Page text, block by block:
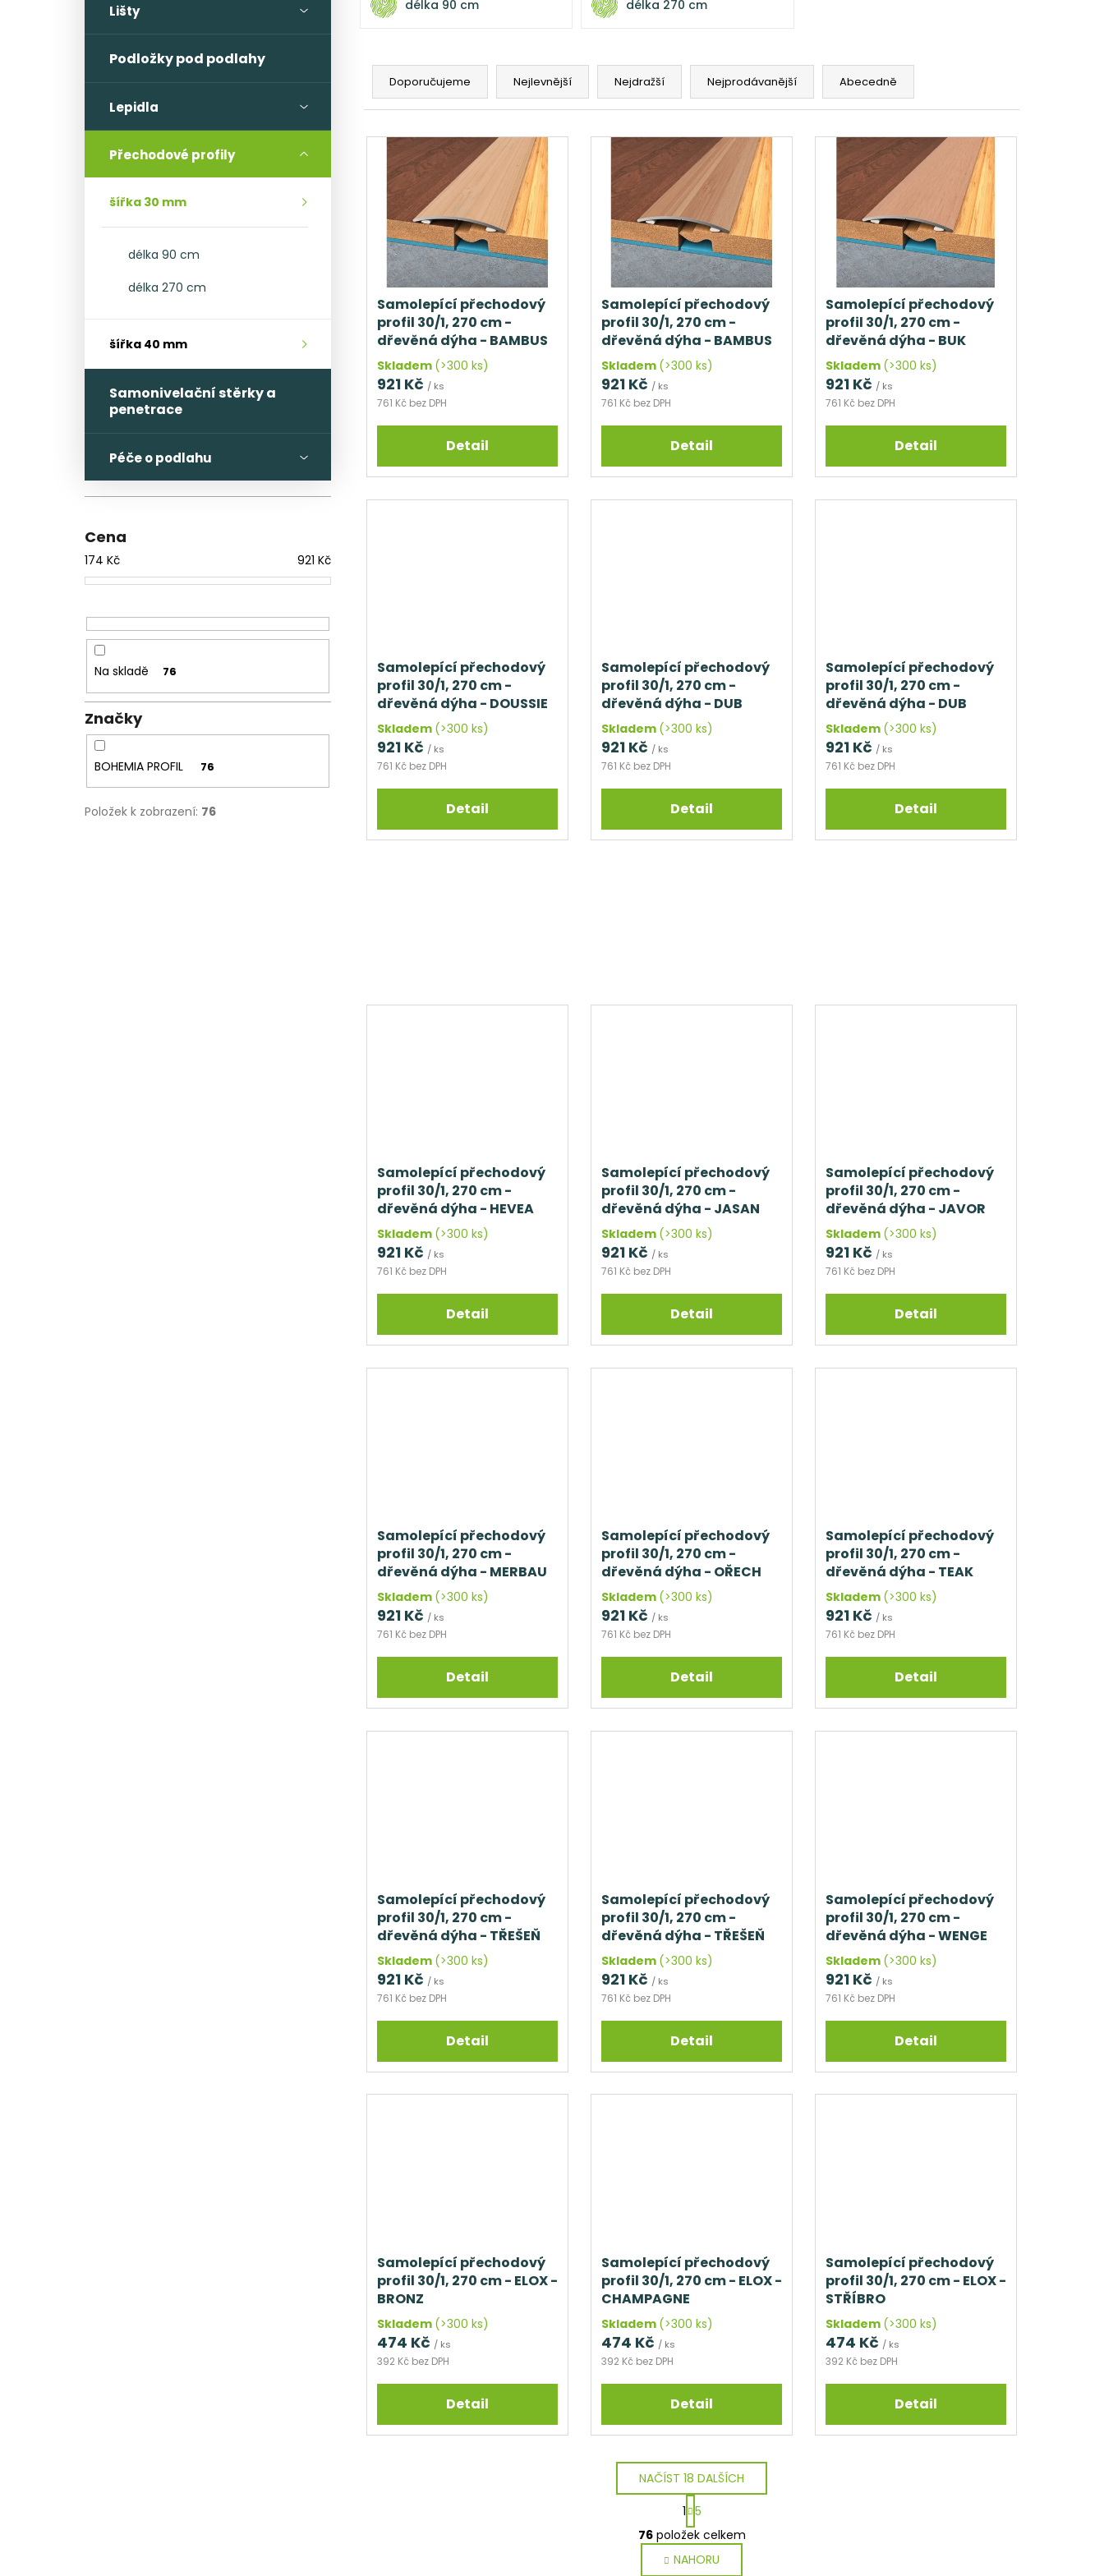
Lišty
Podložky pod podlahy
Lepidla
Přechodové profily
šířka 30 mm
délka 90 cm
délka 270 cm
šířka 40 mm
Samonivelační stěrky a
penetrace
Péče o podlahu
Cena
174 Kč 921 Kč
Na skladě 76
Značky
BOHEMIA PROFIL 76
Položek k zobrazení: 76
délka 90 cm délka 270 cm
Ř
z
Doporučujeme Nejlevnější Nejdražší Nejprodávanější Abecedně
V
Samolepící přechodový
profil 30/1, 270 cm -
dřevěná dýha - BAMBUS
SVĚTLÝ
Skladem (>300 ks)
761 Kč bez DPH
921 Kč / ks
Detail
Samolepící přechodový
profil 30/1, 270 cm -
dřevěná dýha - BAMBUS
TMAVÝ
Skladem (>300 ks)
761 Kč bez DPH
921 Kč / ks
Detail
Samolepící přechodový
profil 30/1, 270 cm -
dřevěná dýha - BUK
Skladem (>300 ks)
761 Kč bez DPH
921 Kč / ks
Detail
Samolepící přechodový
profil 30/1, 270 cm -
dřevěná dýha - DOUSSIE
Skladem (>300 ks)
761 Kč bez DPH
921 Kč / ks
Detail
Samolepící přechodový
profil 30/1, 270 cm -
dřevěná dýha - DUB
Skladem (>300 ks)
761 Kč bez DPH
921 Kč / ks
Detail
Samolepící přechodový
profil 30/1, 270 cm -
dřevěná dýha - DUB
NELAK
Skladem (>300 ks)
761 Kč bez DPH
921 Kč / ks
Detail
Samolepící přechodový
profil 30/1, 270 cm -
dřevěná dýha - HEVEA
Skladem (>300 ks)
761 Kč bez DPH
921 Kč / ks
Detail
Samolepící přechodový
profil 30/1, 270 cm -
dřevěná dýha - JASAN
Skladem (>300 ks)
761 Kč bez DPH
921 Kč / ks
Detail
Samolepící přechodový
profil 30/1, 270 cm -
dřevěná dýha - JAVOR
Skladem (>300 ks)
761 Kč bez DPH
921 Kč / ks
Detail
Samolepící přechodový
profil 30/1, 270 cm -
dřevěná dýha - MERBAU
Skladem (>300 ks)
761 Kč bez DPH
921 Kč / ks
Detail
Samolepící přechodový
profil 30/1, 270 cm -
dřevěná dýha - OŘECH
Skladem (>300 ks)
761 Kč bez DPH
921 Kč / ks
Detail
Samolepící přechodový
profil 30/1, 270 cm -
dřevěná dýha - TEAK
Skladem (>300 ks)
761 Kč bez DPH
921 Kč / ks
Detail
Samolepící přechodový
profil 30/1, 270 cm -
dřevěná dýha - TŘEŠEŇ
AMERICKÁ
Skladem (>300 ks)
761 Kč bez DPH
921 Kč / ks
Detail
Samolepící přechodový
profil 30/1, 270 cm -
dřevěná dýha - TŘEŠEŇ
EVROPSKÁ
Skladem (>300 ks)
761 Kč bez DPH
921 Kč / ks
Detail
Samolepící přechodový
profil 30/1, 270 cm -
dřevěná dýha - WENGE
Skladem (>300 ks)
761 Kč bez DPH
921 Kč / ks
Detail
Samolepící přechodový
profil 30/1, 270 cm - ELOX -
BRONZ
Skladem (>300 ks)
392 Kč bez DPH
474 Kč / ks
Detail
Samolepící přechodový
profil 30/1, 270 cm - ELOX -
CHAMPAGNE
Skladem (>300 ks)
392 Kč bez DPH
474 Kč / ks
Detail
Samolepící přechodový
profil 30/1, 270 cm - ELOX -
STŘÍBRO
Skladem (>300 ks)
392 Kč bez DPH
474 Kč / ks
Detail
O
v
l
NAČÍST 18 DALŠÍCH
S
t
r
á
n
1 5
76položek celkem
NAHORU